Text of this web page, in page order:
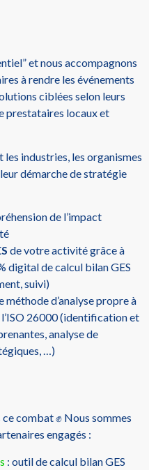
et nous accompagnons
à rendre les événements
ciblées selon leurs
prestataires locaux et
industries, les organismes
démarche de stratégie
de l’impact
de votre activité grâce à
digital de calcul bilan GES
suivi)
méthode d’analyse propre à
l’ISO 26000 (identification et
analyse de
…)
combat ✊ Nous sommes
engagés :
: outil de calcul bilan GES